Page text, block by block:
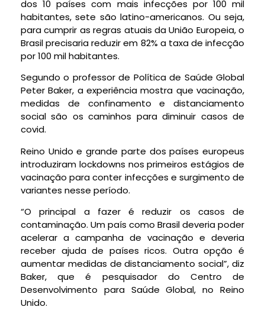
dos 10 países com mais infecções por 100 mil
habitantes, sete são latino-americanos. Ou seja,
para cumprir as regras atuais da União Europeia, o
Brasil precisaria reduzir em 82% a taxa de infecção
por 100 mil habitantes.
Segundo o professor de Política de Saúde Global
Peter Baker, a experiência mostra que vacinação,
medidas de confinamento e distanciamento
social são os caminhos para diminuir casos de
covid.
Reino Unido e grande parte dos países europeus
introduziram lockdowns nos primeiros estágios de
vacinação para conter infecções e surgimento de
variantes nesse período.
“O principal a fazer é reduzir os casos de
contaminação. Um país como Brasil deveria poder
acelerar a campanha de vacinação e deveria
receber ajuda de países ricos. Outra opção é
aumentar medidas de distanciamento social”, diz
Baker, que é pesquisador do Centro de
Desenvolvimento para Saúde Global, no Reino
Unido.